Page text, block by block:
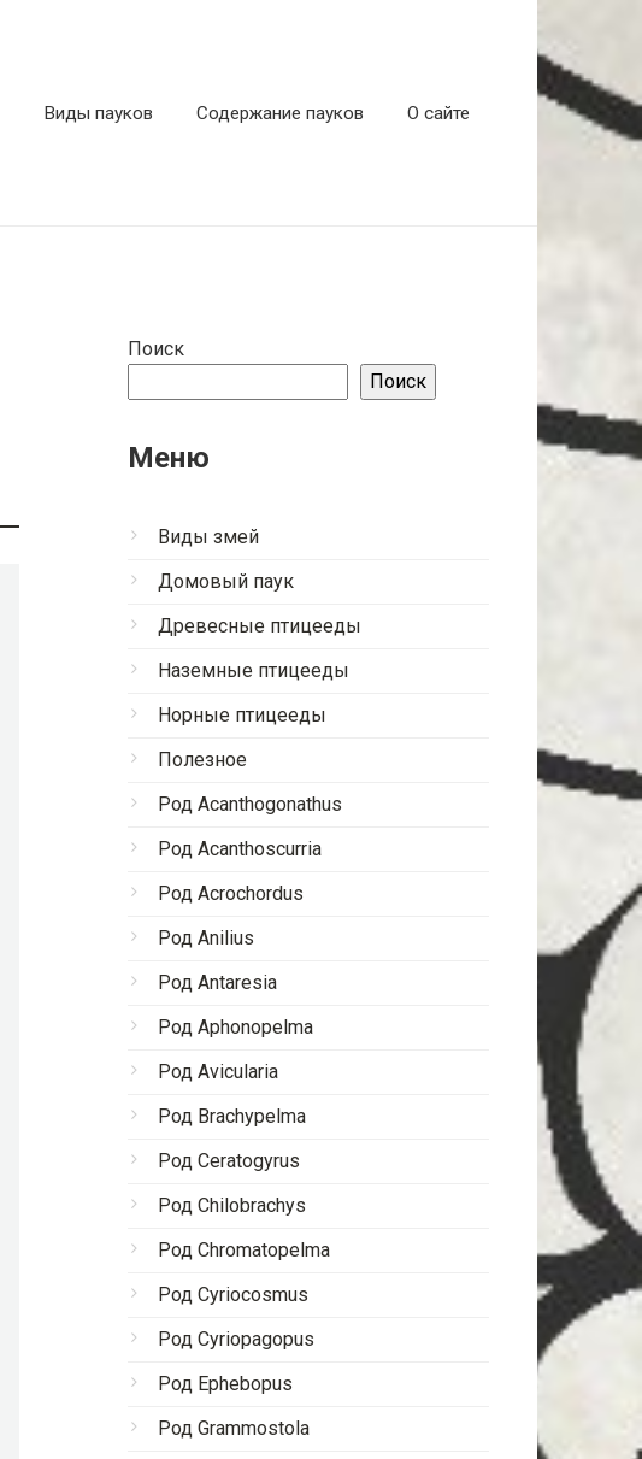
Виды пауков Содержание пауков О сайте
Поиск
Поиск
Меню
Виды змей
Домовый паук
Древесные птицееды
Наземные птицееды
Норные птицееды
Полезное
Род Acanthogonathus
Род Acanthoscurria
Род Acrochordus
Род Anilius
Род Antaresia
Род Aphonopelma
Род Avicularia
Род Brachypelma
Род Ceratogyrus
Род Chilobrachys
Род Chromatopelma
Род Cyriocosmus
Род Cyriopagopus
Род Ephebopus
Род Grammostola